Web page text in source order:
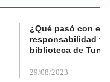
¿Qué pasó con el
responsabilidad
biblioteca de
29/08/2023